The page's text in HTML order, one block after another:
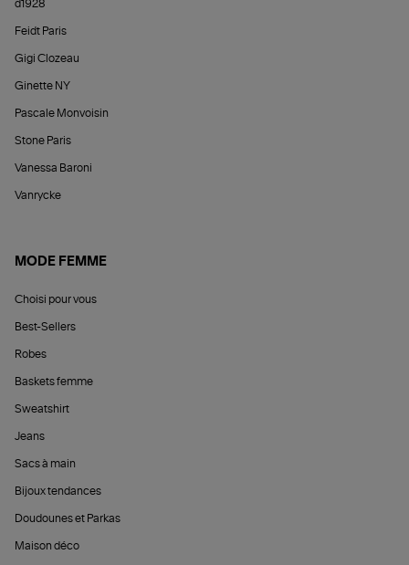
d1928
Feidt Paris
Gigi Clozeau
Ginette NY
Pascale Monvoisin
Stone Paris
Vanessa Baroni
Vanrycke
MODE FEMME
Choisi pour vous
Best-Sellers
Robes
Baskets femme
Sweatshirt
Jeans
Sacs à main
Bijoux tendances
Doudounes et Parkas
Maison déco